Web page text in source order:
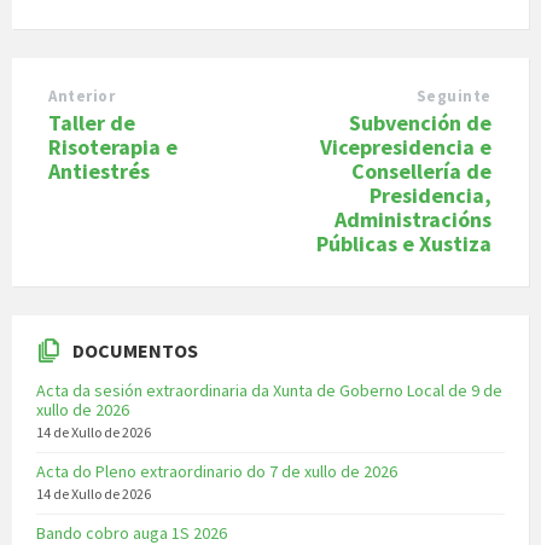
Anterior
Taller de
Risoterapia e
Antiestrés
Seguinte
Subvención de
Vicepresidencia e
Consellería de
Presidencia,
Administracións
Públicas e Xustiza
DOCUMENTOS
Acta da sesión extraordinaria da Xunta de Goberno Local de 9 de
xullo de 2026
14 de Xullo de 2026
Acta do Pleno extraordinario do 7 de xullo de 2026
14 de Xullo de 2026
Bando cobro auga 1S 2026